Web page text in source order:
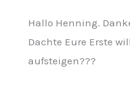
Hallo Henning.
Dachte Eure Erste
aufsteigen???